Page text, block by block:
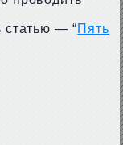
статью — “Пять